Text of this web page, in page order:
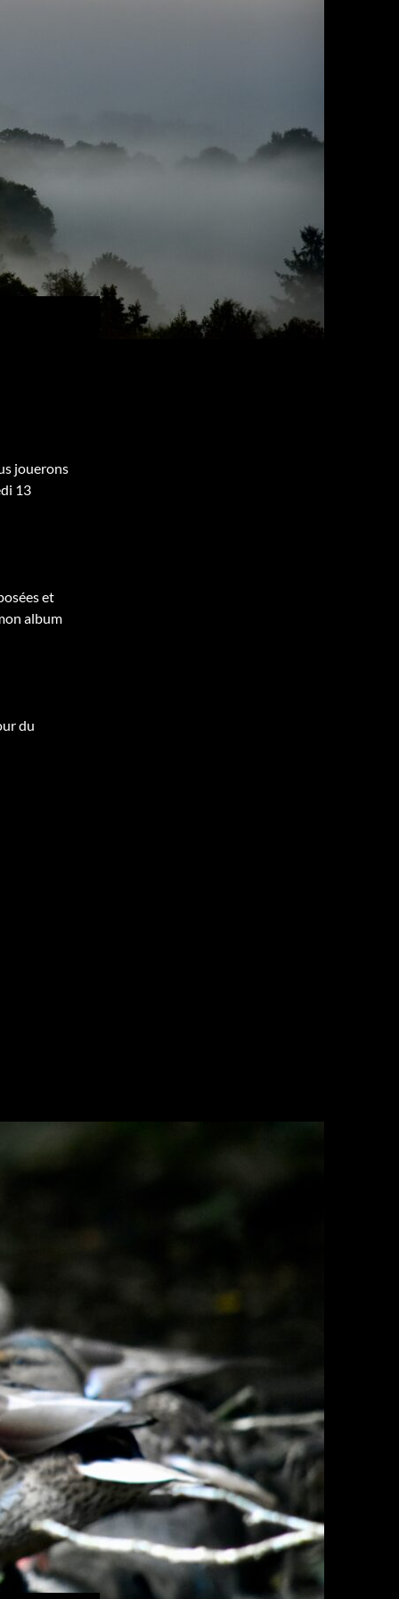
jouerons
13
et
album
du